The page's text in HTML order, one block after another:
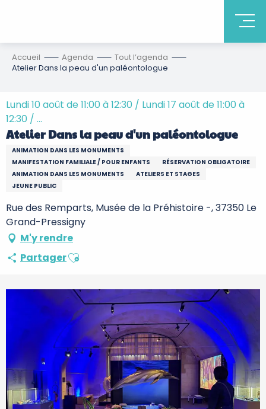
Accueil Agenda
Tout l’agenda
Atelier Dans la peau d'un paléontologue
Lundi 10 août de 11:00 à 12:30 / Lundi 17 août de 11:00 à
12:30 / ...
Atelier Dans la peau d'un paléontologue
ANIMATION DANS LES MONUMENTS
MANIFESTATION FAMILIALE / POUR ENFANTS
RÉSERVATION OBLIGATOIRE
ANIMATION DANS LES MONUMENTS
ATELIERS ET STAGES
JEUNE PUBLIC
Rue des Remparts, Musée de la Préhistoire -, 37350 Le
Grand-Pressigny
M'y rendre
PartagerAjouter aux favoris